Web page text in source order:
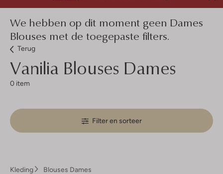
We hebben op dit moment geen Dames
Blouses met de toegepaste filters.
Terug
Vanilia Blouses Dames
0 item
Filter en sorteer
Kleding Blouses Dames